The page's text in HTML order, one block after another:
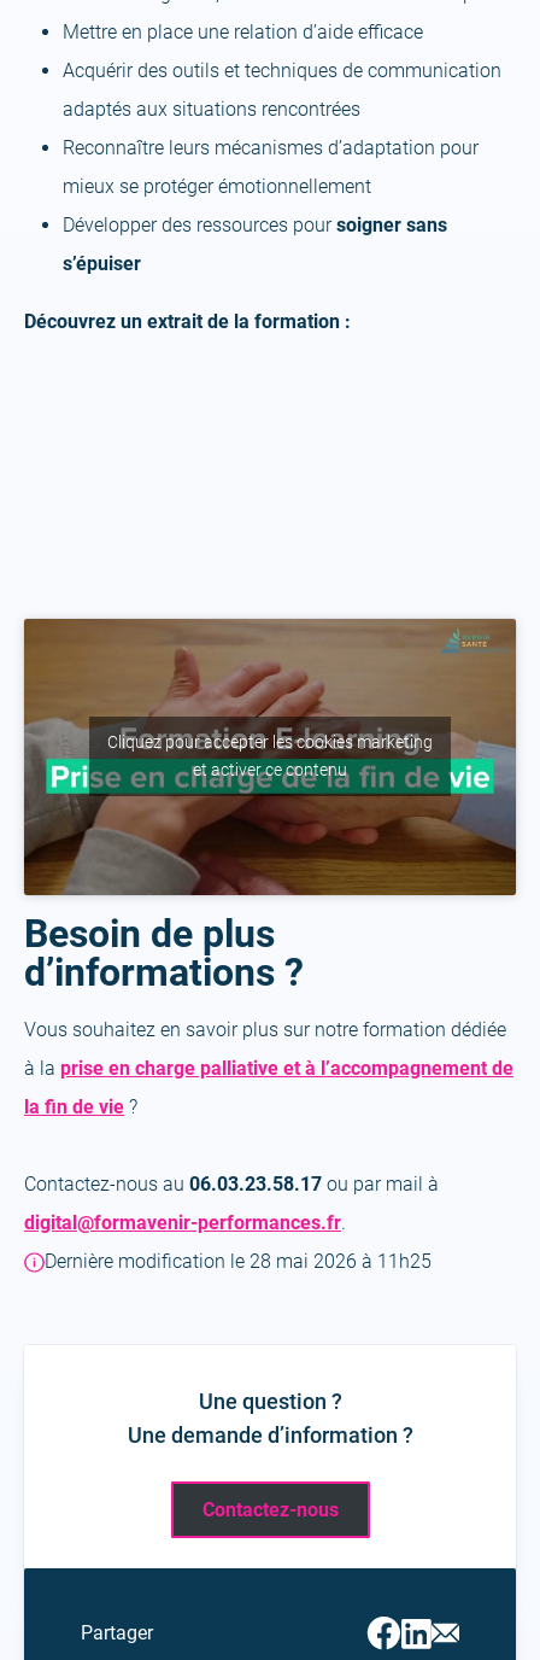
Mettre en place une relation d’aide efficace
Acquérir des outils et techniques de communication
adaptés aux situations rencontrées
Reconnaître leurs mécanismes d’adaptation pour
mieux se protéger émotionnellement
Développer des ressources poursoigner sans
s’épuiser
Découvrez un extrait de la formation :
Cliquez pour accepter les cookies marketing
et activer ce contenu
Besoin de plus
d’informations ?
Vous souhaitez en savoir plus sur notre formation dédiée
à la prise en charge palliative et à l’accompagnement de
la fin de vie(open
new
tab)
?
Contactez-nous au 06.03.23.58.17 ou par mail à
digital@formavenir-performances.fr.
Dernière modification le 28 mai 2026 à 11h25
Une question ?
Une demande d’information ?
Contactez-nous
Partager
Facebook
(ouvrir
Linkedin
(ouvrir
Email
(ouvrir